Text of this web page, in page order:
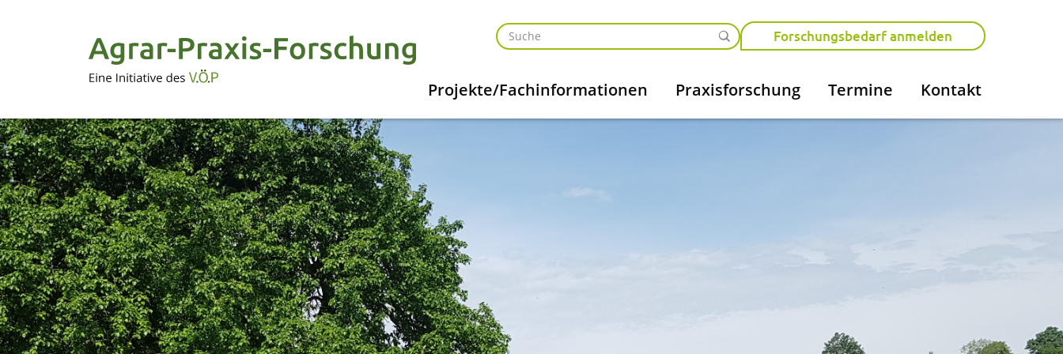
Projekte/Fachinformationen Praxisforschung Termine Kontakt
Forschungsbedarf anmelden